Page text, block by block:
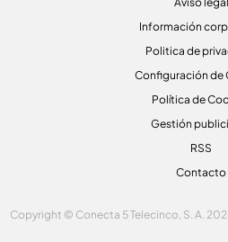
Información
Politica de
Configuración de
Política de
Gestión
RSS
Contacto
Copyright © Conecta 5 Telecinco, S. A.